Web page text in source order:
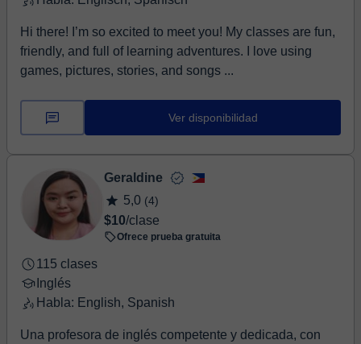
Hi there! I’m so excited to meet you! My classes are fun,
friendly, and full of learning adventures. I love using
games, pictures, stories, and songs ...
Ver disponibilidad
Geraldine
5,0 (4)
$10/clase
Ofrece prueba gratuita
115 clases
Inglés
Habla: English, Spanish
Una profesora de inglés competente y dedicada, con